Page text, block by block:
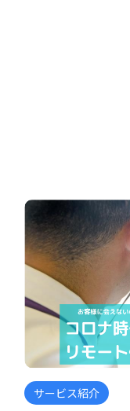
サービス紹介